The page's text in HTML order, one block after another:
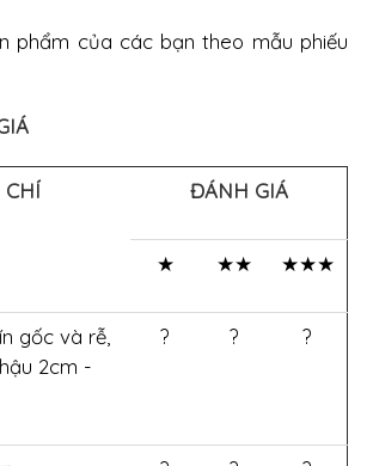
phẩm của các bạn theo mẫu phiếu
CHÍ ĐÁNH GIÁ
★ ★★ ★★★
gốc và rễ,
2cm -
? ? ?